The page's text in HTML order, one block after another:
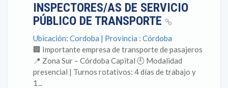
INSPECTORES/AS DE SERVICIO
PÚBLICO DE TRANSPORTE
Ubicación: Cordoba | Provincia : Córdoba
🏢 Importante empresa de transporte de pasajeros
📍 Zona Sur – Córdoba Capital 🕘 Modalidad
presencial | Turnos rotativos: 4 días de trabajo y
1...